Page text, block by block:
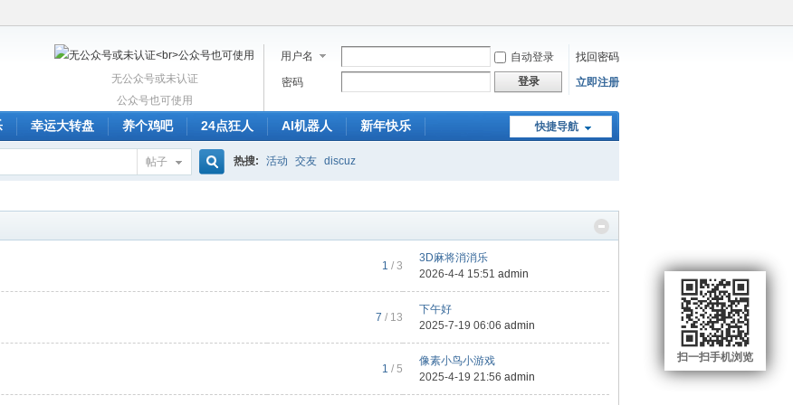
用户名 自动登录
找回密码
密码
登录 立即注册
无公众号或未认证
公众号也可使用
快捷导航
幸运大转盘 养个鸡吧 24点狂人 AI机器人
新年快乐
帖子 热搜: 活动 交友 discuz
扫一扫手机浏览
1 / 3
3D麻将消消乐
2026-4-4 15:51 admin
7 / 13
下午好
2025-7-19 06:06 admin
1 / 5
像素小鸟小游戏
2025-4-19 21:56 admin